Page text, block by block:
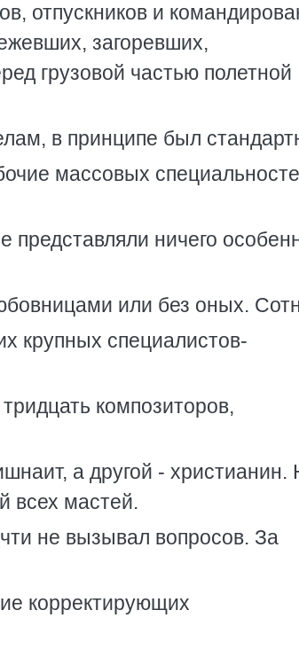
отпускников и
загоревших,
грузовой частью полетной
в принципе был
массовых
ничего
или без оных.
крупных специалистов-
композиторов,
а другой - христианин.
всех мастей.
не вызывал вопросов. За
корректирующих